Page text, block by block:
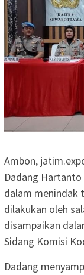
Ambon,
Dadang
dalam menindak
dilakukan oleh
disampaikan
Sidang Komisi
Dadang